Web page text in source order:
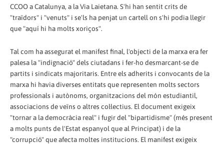
CCOO a Catalunya, a la Via Laietana. S'hi han sentit crits de
"traïdors" i "venuts" i se'ls ha penjat un cartell on s'hi podia llegir
que "aquí hi ha molts xoriços".
Tal com ha assegurat el manifest final, l'objecti de la marxa era fer
palesa la "indignació" dels ciutadans i fer-ho desmarcant-se de
partits i sindicats majoritaris. Entre els adherits i convocants de la
marxa hi havia diverses entitats que representen molts sectors
professionals i autònoms, organitzacions del món estudiantil,
associacions de veïns o altres col·lectius. El document exigeix
"tornar a la democràcia real" i fugir del "bipartidisme" (més present
a molts punts de l'Estat espanyol que al Principat) i de la
"corrupció" que afecta moltes institucions. El manifest exigeix